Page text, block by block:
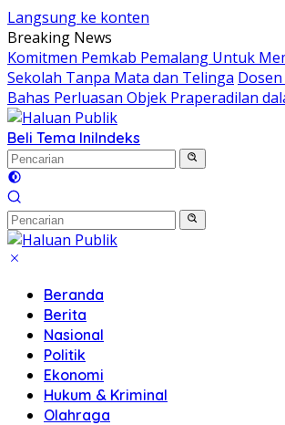
Langsung ke konten
Breaking News
Komitmen Pemkab Pemalang Untuk
Sekolah Tanpa Mata dan Telinga
Bahas Perluasan Objek Praperadilan
Beli Tema IniIndeks
Beranda
Berita
Nasional
Politik
Ekonomi
Hukum & Kriminal
Olahraga